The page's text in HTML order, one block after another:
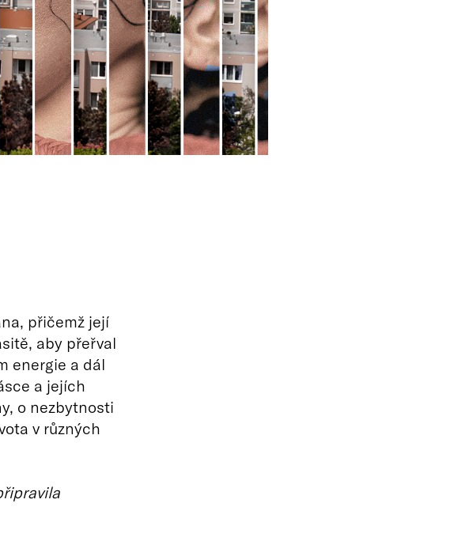
přičemž její
aby přeřval
energie a dál
a jejích
o nezbytnosti
v různých